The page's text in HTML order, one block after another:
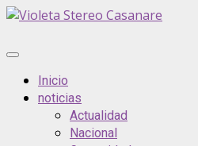
Inicio
noticias
Actualidad
Nacional